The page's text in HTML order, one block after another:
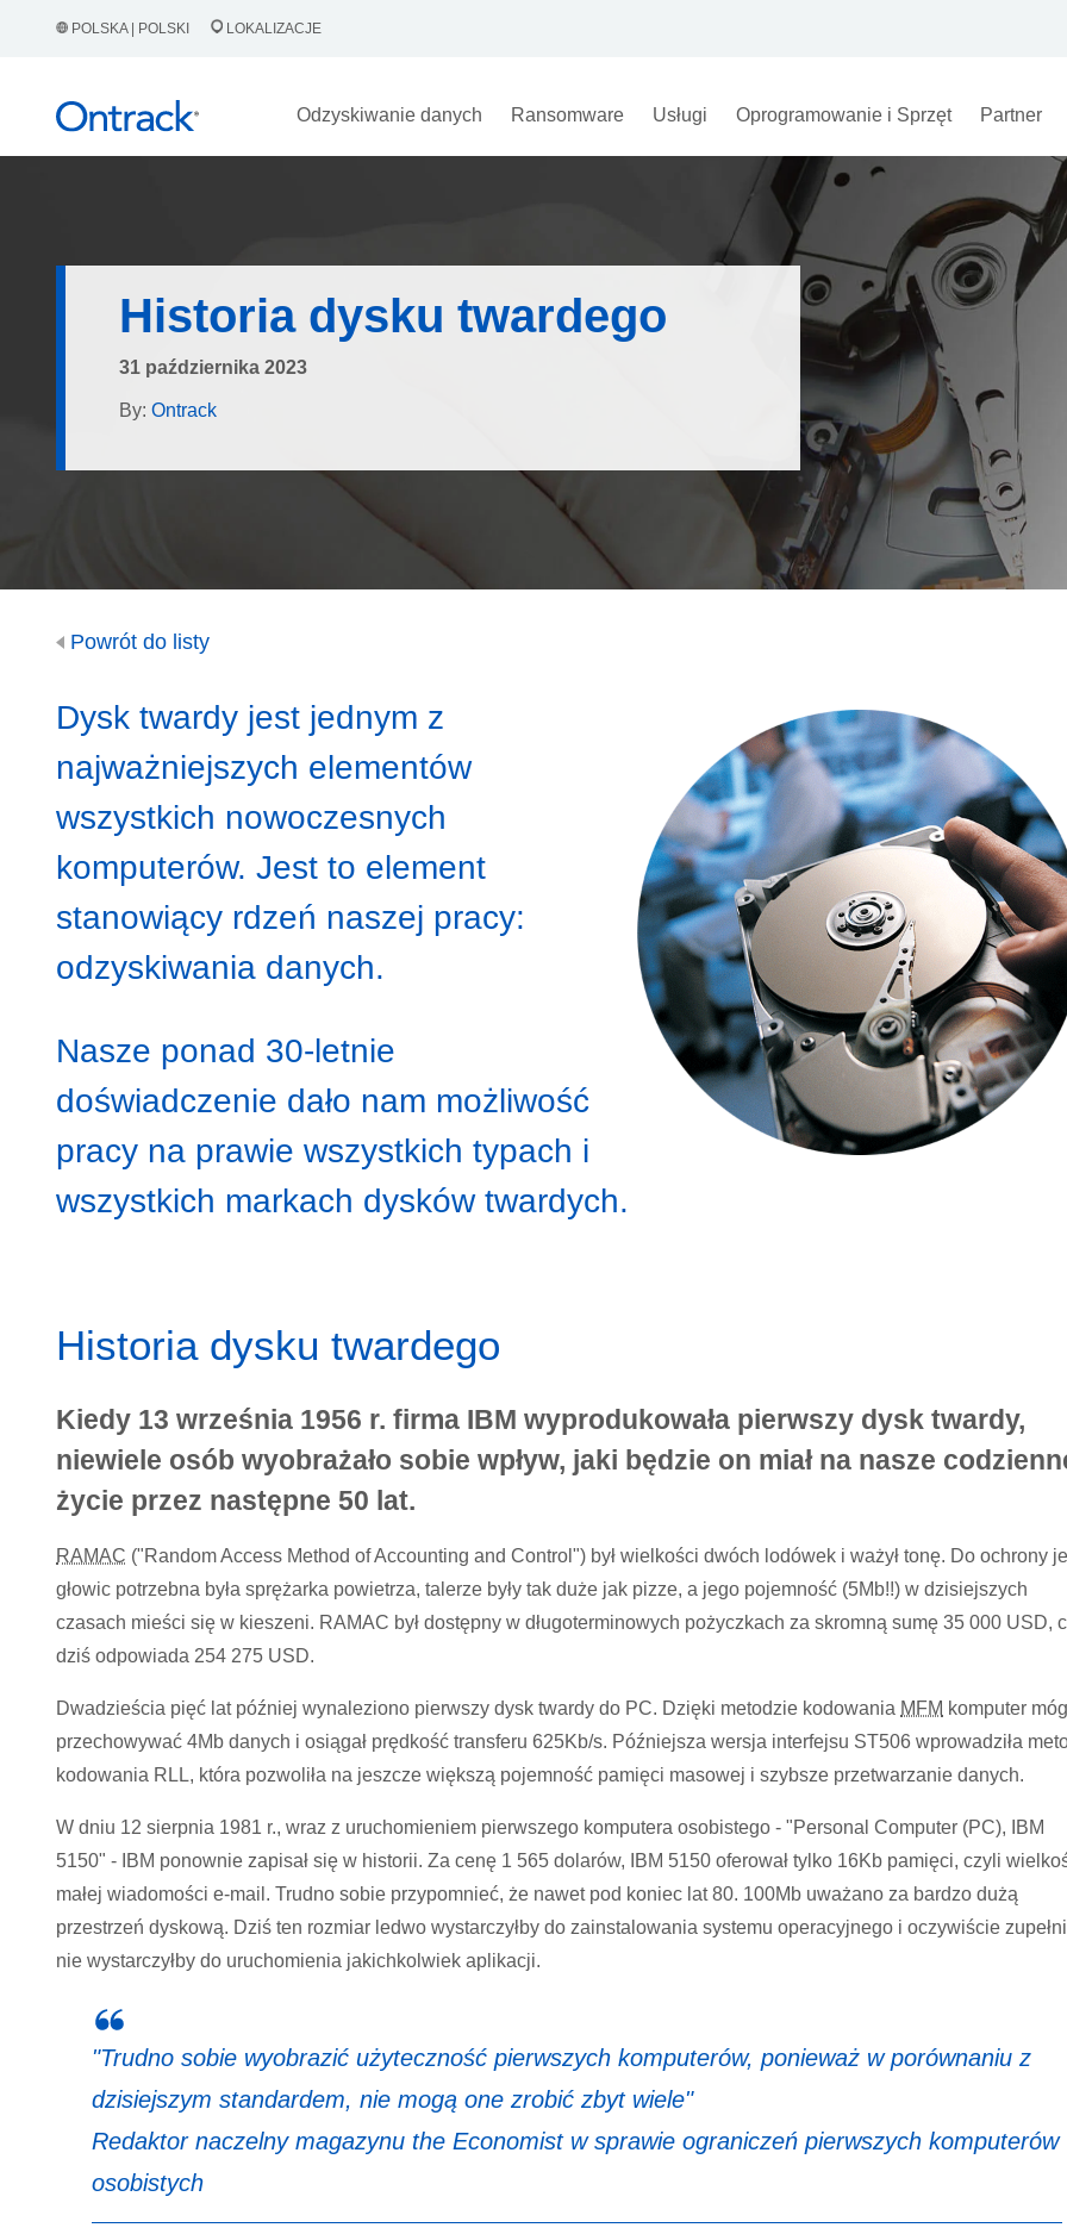
POLSKA | POLSKI LOKALIZACJE
Odzyskiwanie danych Ransomware Usługi Oprogramowanie i Sprzęt Partner
Historia dysku twardego
31 października 2023
By: Ontrack
Powrót do listy
Dysk twardy jest jednym z
najważniejszych elementów
wszystkich nowoczesnych
komputerów. Jest to element
stanowiący rdzeń naszej pracy:
odzyskiwania danych.
Nasze ponad 30-letnie
doświadczenie dało nam możliwość
pracy na prawie wszystkich typach i
wszystkich markach dysków twardych.
Historia dysku twardego
Kiedy 13 września 1956 r. firma IBM wyprodukowała pierwszy dysk twardy,
niewiele osób wyobrażało sobie wpływ, jaki będzie on miał na nasze
życie przez następne 50 lat.
RAMAC ("Random Access Method of Accounting and Control") był wielkości dwóch lodówek i ważył tonę. Do ochrony
głowic potrzebna była sprężarka powietrza, talerze były tak duże jak pizze, a jego pojemność (5Mb!!) w dzisiejszych
czasach mieści się w kieszeni. RAMAC był dostępny w długoterminowych pożyczkach za skromną sumę 35 000 USD,
dziś odpowiada 254 275 USD.
Dwadzieścia pięć lat później wynaleziono pierwszy dysk twardy do PC. Dzięki metodzie kodowania MFM komputer
przechowywać 4Mb danych i osiągał prędkość transferu 625Kb/s. Późniejsza wersja interfejsu ST506 wprowadziła
kodowania RLL, która pozwoliła na jeszcze większą pojemność pamięci masowej i szybsze przetwarzanie danych.
W dniu 12 sierpnia 1981 r., wraz z uruchomieniem pierwszego komputera osobistego - "Personal Computer (PC), IBM
5150" - IBM ponownie zapisał się w historii. Za cenę 1 565 dolarów, IBM 5150 oferował tylko 16Kb pamięci, czyli
małej wiadomości e-mail. Trudno sobie przypomnieć, że nawet pod koniec lat 80. 100Mb uważano za bardzo dużą
przestrzeń dyskową. Dziś ten rozmiar ledwo wystarczyłby do zainstalowania systemu operacyjnego i oczywiście
nie wystarczyłby do uruchomienia jakichkolwiek aplikacji.
"Trudno sobie wyobrazić użyteczność pierwszych komputerów, ponieważ w porównaniu z
dzisiejszym standardem, nie mogą one zrobić zbyt wiele"
Redaktor naczelny magazynu the Economist w sprawie ograniczeń pierwszych komputerów
osobistych